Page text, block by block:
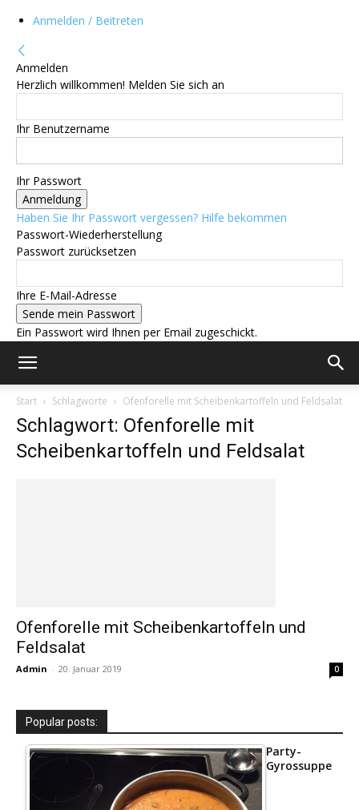
Anmelden / Beitreten
Anmelden
Herzlich willkommen! Melden Sie sich an
Ihr Benutzername
Ihr Passwort
Haben Sie Ihr Passwort vergessen? Hilfe bekommen
Passwort-Wiederherstellung
Passwort zurücksetzen
Ihre E-Mail-Adresse
Ein Passwort wird Ihnen per Email zugeschickt.
Start Schlagworte Ofenforelle mit Scheibenkartoffeln und Feldsalat
Schlagwort: Ofenforelle mit
Scheibenkartoffeln und Feldsalat
Ofenforelle mit Scheibenkartoffeln und
Feldsalat
Admin - 20. Januar 2019 0
Popular posts:
Party-
Gyrossuppe